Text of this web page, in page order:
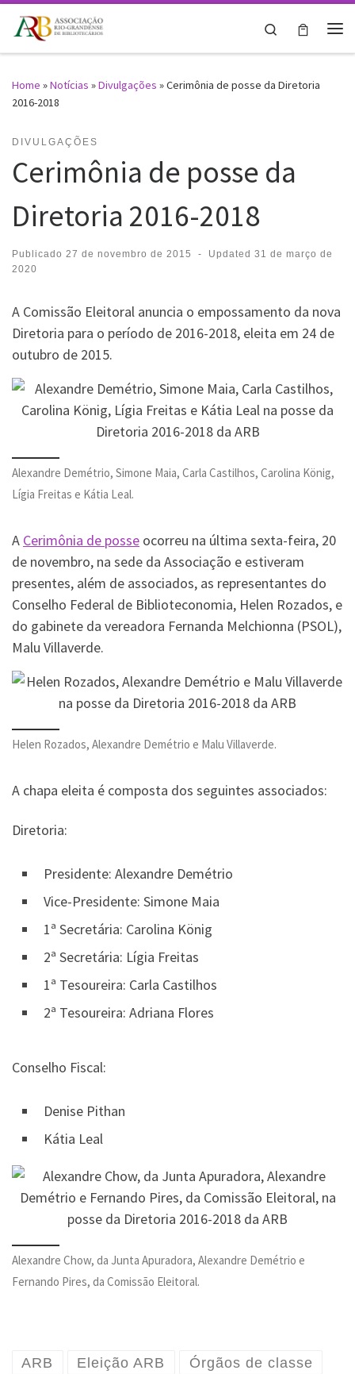
Skip to content
Search
Home »Notícias »Divulgações »Cerimônia de posse da Diretoria
2016-2018
DIVULGAÇÕES
Cerimônia de posse da
Diretoria 2016-2018
Publicado 27 de novembro de 2015 - Updated 31 de março de
2020
A Comissão Eleitoral anuncia o empossamento da nova
Diretoria para o período de 2016-2018, eleita em 24 de
outubro de 2015.
Alexandre Demétrio, Simone Maia, Carla Castilhos, Carolina König,
Lígia Freitas e Kátia Leal.
A Cerimônia de posse ocorreu na última sexta-feira, 20
de novembro, na sede da Associação e estiveram
presentes, além de associados, as representantes do
Conselho Federal de Biblioteconomia, Helen Rozados, e
do gabinete da vereadora Fernanda Melchionna (PSOL),
Malu Villaverde.
Helen Rozados, Alexandre Demétrio e Malu Villaverde.
A chapa eleita é composta dos seguintes associados:
Diretoria:
Presidente: Alexandre Demétrio
Vice-Presidente: Simone Maia
1ª Secretária: Carolina König
2ª Secretária: Lígia Freitas
1ª Tesoureira: Carla Castilhos
2ª Tesoureira: Adriana Flores
Conselho Fiscal:
Denise Pithan
Kátia Leal
Alexandre Chow, da Junta Apuradora, Alexandre Demétrio e
Fernando Pires, da Comissão Eleitoral.
ARB Eleição ARB Órgãos de classe